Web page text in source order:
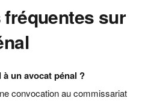
sur
un avocat pénal ?
convocation au commissariat